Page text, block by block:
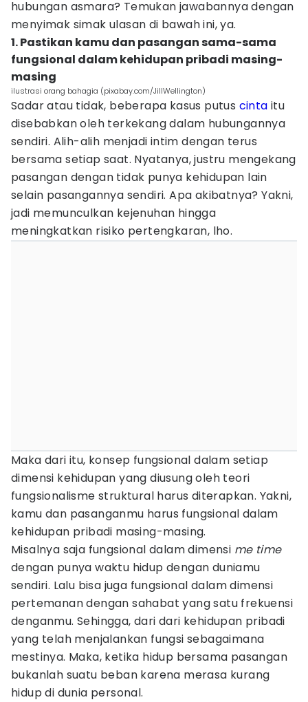
hubungan asmara? Temukan jawabannya dengan
menyimak simak ulasan di bawah ini, ya.
1. Pastikan kamu dan pasangan sama-sama
fungsional dalam kehidupan pribadi masing-
masing
ilustrasi orang bahagia (pixabay.com/JillWellington)
Sadar atau tidak, beberapa kasus putus cinta itu
disebabkan oleh terkekang dalam hubungannya
sendiri. Alih-alih menjadi intim dengan terus
bersama setiap saat. Nyatanya, justru mengekang
pasangan dengan tidak punya kehidupan lain
selain pasangannya sendiri. Apa akibatnya? Yakni,
jadi memunculkan kejenuhan hingga
meningkatkan risiko pertengkaran, lho.
Maka dari itu, konsep fungsional dalam setiap
dimensi kehidupan yang diusung oleh teori
fungsionalisme struktural harus diterapkan. Yakni,
kamu dan pasanganmu harus fungsional dalam
kehidupan pribadi masing-masing.
Misalnya saja fungsional dalam dimensi me time
dengan punya waktu hidup dengan duniamu
sendiri. Lalu bisa juga fungsional dalam dimensi
pertemanan dengan sahabat yang satu frekuensi
denganmu. Sehingga, dari dari kehidupan pribadi
yang telah menjalankan fungsi sebagaimana
mestinya. Maka, ketika hidup bersama pasangan
bukanlah suatu beban karena merasa kurang
hidup di dunia personal.